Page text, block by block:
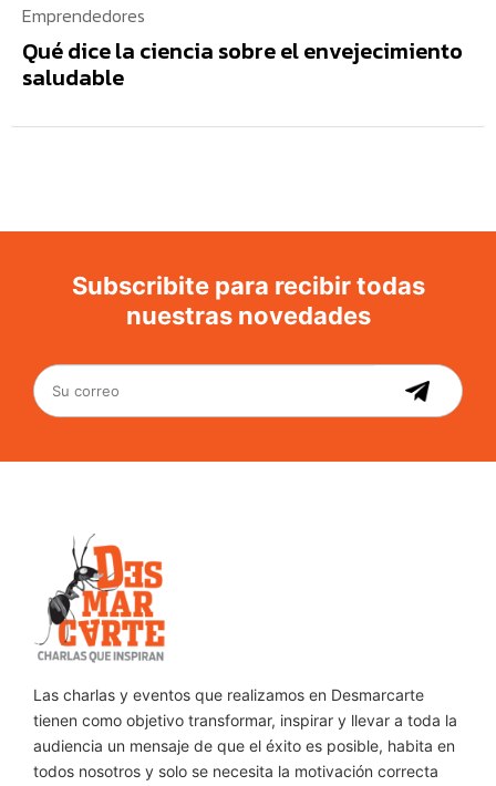
Emprendedores
Qué dice la ciencia sobre el envejecimiento
saludable
Subscribite para recibir todas
nuestras novedades
Las charlas y eventos que realizamos en Desmarcarte
tienen como objetivo transformar, inspirar y llevar a toda la
audiencia un mensaje de que el éxito es posible, habita en
todos nosotros y solo se necesita la motivación correcta